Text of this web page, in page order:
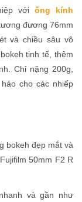
với ống kính
đương 76mm
và chiều sâu vô
tinh tế, thêm
Chỉ nặng 200g,
cho các nhiếp
bokeh đẹp mắt và
50mm F2 R
và gần như